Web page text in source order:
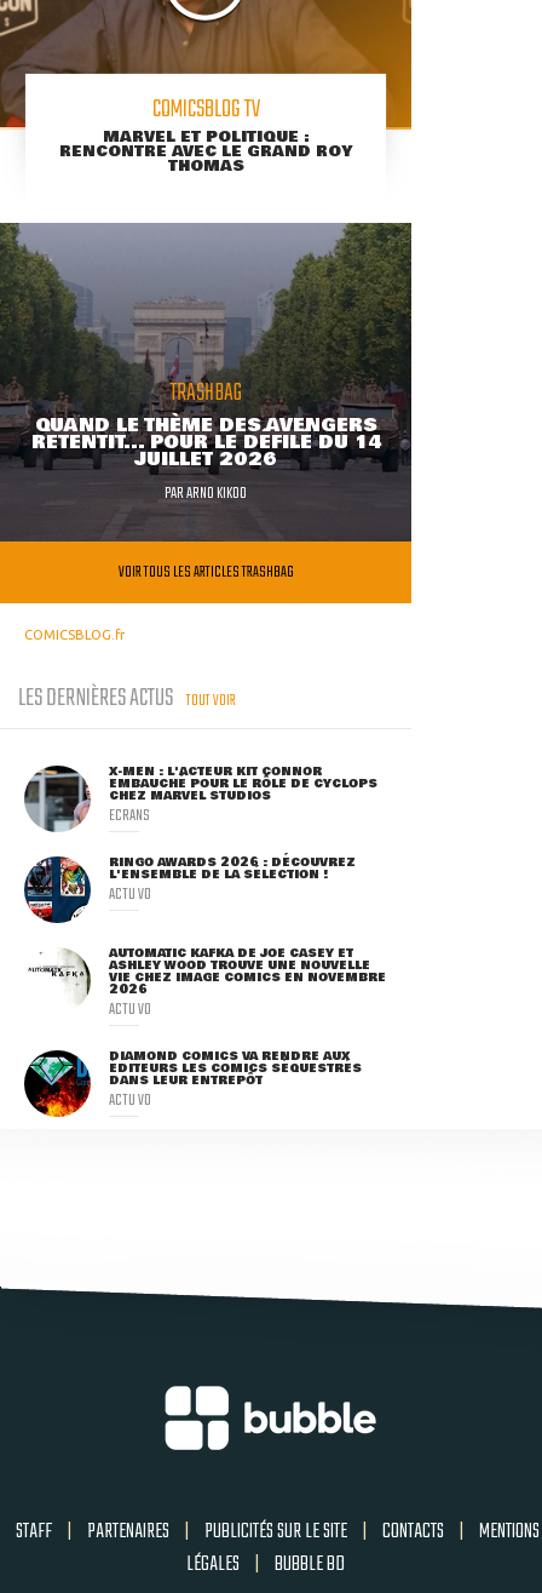
COMICSBLOG TV
MARVEL ET POLITIQUE :
RENCONTRE AVEC LE GRAND ROY
THOMAS
TRASHBAG
QUAND LE THÈME DES AVENGERS
RETENTIT... POUR LE DÉFILÉ DU 14
JUILLET 2026
PARARNO KIKOO
VOIR TOUS LES ARTICLES TRASHBAG
COMICSBLOG.fr
LES DERNIÈRES ACTUS TOUT VOIR
X-MEN : L'ACTEUR KIT CONNOR
EMBAUCHÉ POUR LE RÔLE DE CYCLOPS
CHEZ MARVEL STUDIOS
ECRANS
RINGO AWARDS 2026 : DÉCOUVREZ
L'ENSEMBLE DE LA SÉLECTION !
ACTU VO
AUTOMATIC KAFKA DE JOE CASEY ET
ASHLEY WOOD TROUVE UNE NOUVELLE
VIE CHEZ IMAGE COMICS EN NOVEMBRE
2026
ACTU VO
DIAMOND COMICS VA RENDRE AUX
ÉDITEURS LES COMICS SÉQUESTRÉS
DANS LEUR ENTREPÔT
ACTU VO
STAFF | PARTENAIRES | PUBLICITÉS SUR LE SITE | CONTACTS | MENTIONS
LÉGALES | BUBBLE BD